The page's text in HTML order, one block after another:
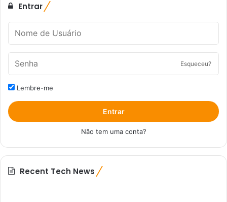
Entrar
Esqueceu?
Lembre-me
Entrar
Não tem uma conta?
Recent Tech News